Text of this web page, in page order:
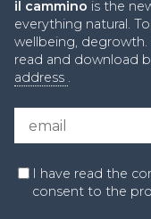
il cammino is the
everything natural.
wellbeing, degrowth.
read and download
address .
I have read the
consent to the